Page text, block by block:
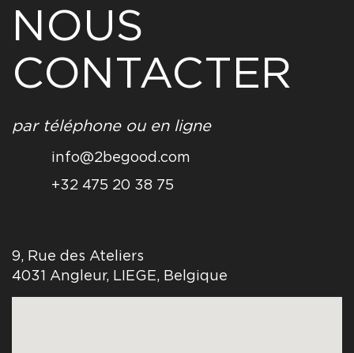
NOUS
CONTACTER
par téléphone ou en ligne
info@2begood.com
+32 475 20 38 75
9, Rue des Ateliers
4031 Angleur, LIEGE, Belgique